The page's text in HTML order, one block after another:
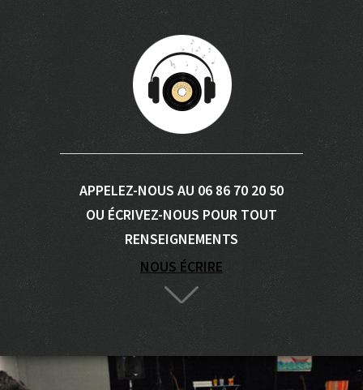
APPELEZ-NOUS AU 06 86 70 20 50
OU ÉCRIVEZ-NOUS POUR TOUT
RENSEIGNEMENTS
NOUS ÉCRIRE